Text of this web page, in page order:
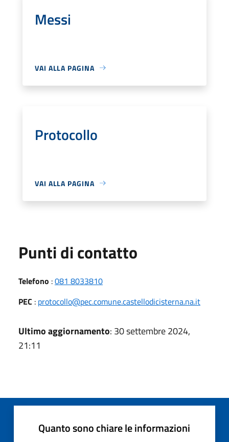
Messi
VAI ALLA PAGINA
Protocollo
VAI ALLA PAGINA
Punti di contatto
Telefono :081 8033810
PEC : protocollo@pec.comune.castellodicisterna.na.it
Ultimo aggiornamento: 30 settembre 2024,
21:11
Quanto sono chiare le informazioni